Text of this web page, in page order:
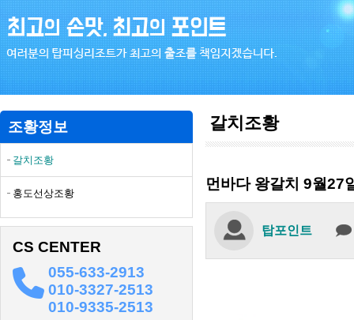
갈치조황
조황정보
갈치조황
홍도선상조황
CS CENTER
055-633-2913
010-3327-2513
010-9335-2513
먼바다 왕갈치 9월27
탑포인트